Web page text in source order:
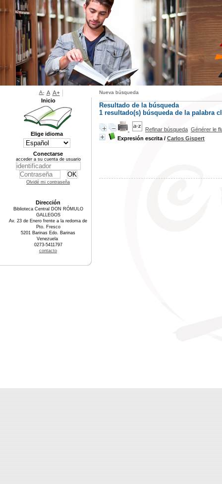
Nueva búsqueda
Resultado de la búsqueda
1 resultado(s) búsqueda de la palabra
Refinar búsqueda Générer le
Expresión escrita / Carlos Gispert
A- A A+
Inicio
Elige idioma
Conectarse
acceder a su cuenta de usuario
Olvidé mi contraseña
Dirección
Biblioteca Central DON RÓMULO
GALLEGOS
Av. 23 de Enero frente a la redoma de
Pto. Fresco
5201 Barinas Edo. Barinas
Venezuela
0273-5411797
contacto